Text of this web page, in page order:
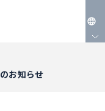
お知らせ